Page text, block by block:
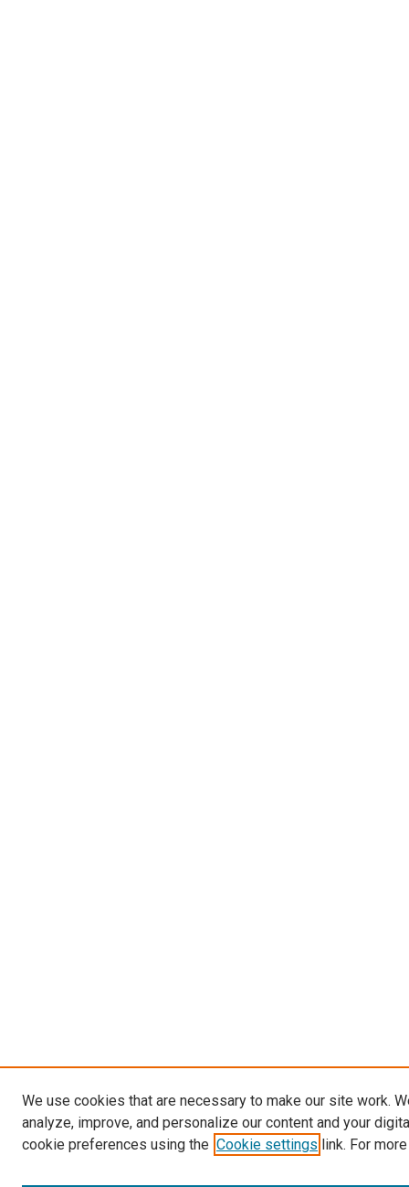
We use cookies that are necessary to make our site work.
analyze, improve, and personalize our content and your
cookie preferences using the Cookie settings link. For